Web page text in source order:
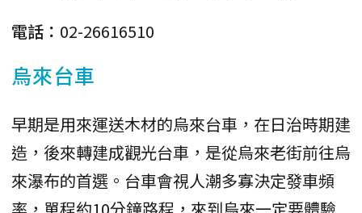
電話： 02-26616510
烏來台車
早期是用來運送木材的烏來台車，在日治時期建
造，後來轉建成觀光台車，是從烏來老街前往烏
來瀑布的首選。台車會視人潮多寡決定發車頻